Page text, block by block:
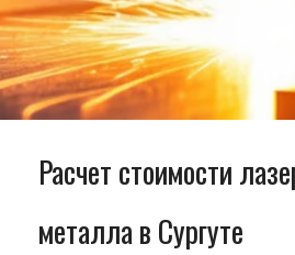
Расчет стоимости
металла в Сургуте